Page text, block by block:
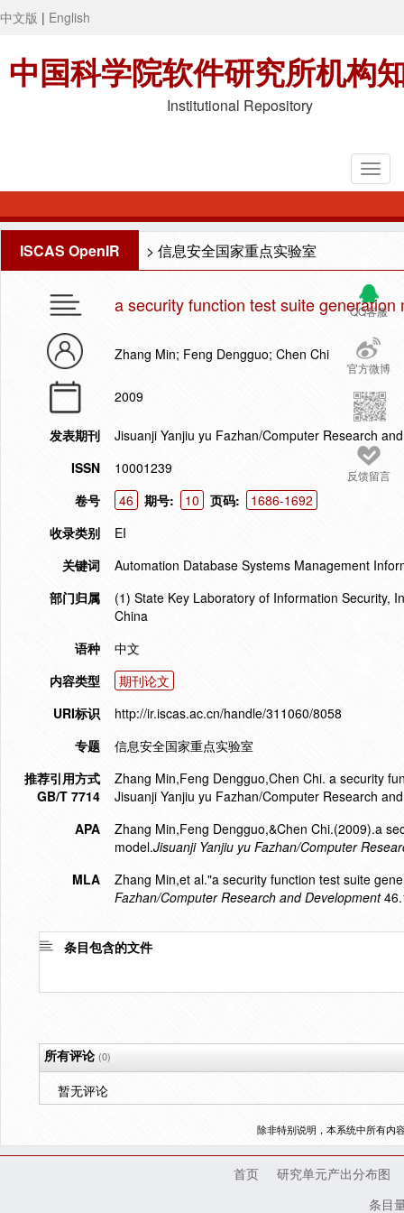
中文版 | English
中国科学院软件研究所机构
Institutional Repository
ISCAS OpenIR > 信息安全国家重点实验室
QQ客服
官方微博
反馈留言
a security function test suite
Zhang Min; Feng Dengguo; Chen Chi
2009
发表期刊
Jisuanji Yanjiu yu Fazhan/Computer Research
ISSN
10001239
卷号
46 期号: 10 页码:
1686-1692
收录类别
EI
关键词
Automation Database Systems Management
部门归属
(1) State Key Laboratory of Information Security,
China
语种
中文
内容类型
期刊论文
URI标识
http://ir.iscas.ac.cn/handle/311060/8058
专题
信息安全国家重点实验室
推荐引用方式
GB/T 7714
Zhang Min,Feng Dengguo,Chen Chi. a security
Jisuanji Yanjiu yu Fazhan/Computer Research
APA
Zhang Min,Feng Dengguo,&Chen Chi.(2009).a
model.Jisuanji Yanjiu yu Fazhan/Computer
MLA
Zhang Min,et al."a security function test suite
Fazhan/Computer Research and Development
条目包含的文件
所有评论(0)
暂无评论
除非特别说明，本系统中所有内
首页
研究单元产出分布图
条目